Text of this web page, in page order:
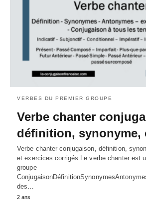
VERBES DU PREMIER GROUPE
Verbe chanter
définition, synonyme,
Verbe chanter conjugaison, définition,
et exercices corrigés Le verbe chanter est
groupe
des…
2 ans